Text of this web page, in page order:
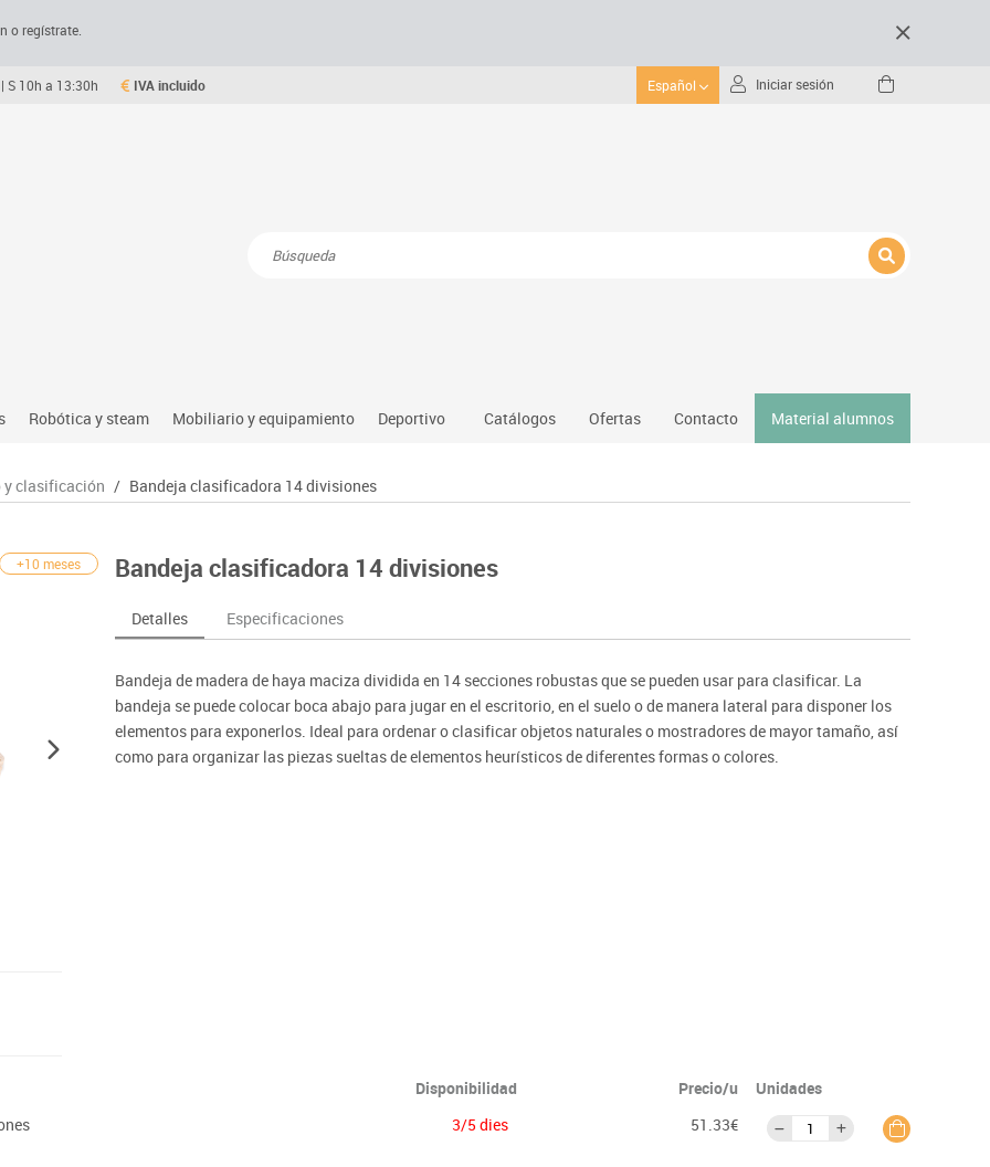
o regístrate.
S 10h a 13:30h IVA incluido Español Iniciar sesión
natural, social y cultural
de mesa
e idiomas
Ordenadores y tablets
Soportes
Videoproyección
Robótica y steam
Robótica educativa
Tinkering
Mobiliario y equipamiento
Mesas comedor plegables y desplegables
Mobiliario oficina y despacho
Mesas escolares, abatibles y polivalentes
Percheros, baldas y taquillas
Sillas, bancos y taburetes
Deportivo
Balones y pelotas
Entrenamiento
Foam
Deportes raqueta
Gimnasia rítmica
Catálogos Ofertas Contacto Material alumnos
y clasificación / Bandeja clasificadora 14 divisiones
+10 meses Bandeja clasificadora 14 divisiones
Detalles Especificaciones
Bandeja de madera de haya maciza dividida en 14 secciones robustas que se pueden usar para clasificar. La
bandeja se puede colocar boca abajo para jugar en el escritorio, en el suelo o de manera lateral para disponer los
elementos para exponerlos. Ideal para ordenar o clasificar objetos naturales o mostradores de mayor tamaño, así
como para organizar las piezas sueltas de elementos heurísticos de diferentes formas o colores.
Disponibilidad Precio/u
Unidades
3/5 dies 51.33€